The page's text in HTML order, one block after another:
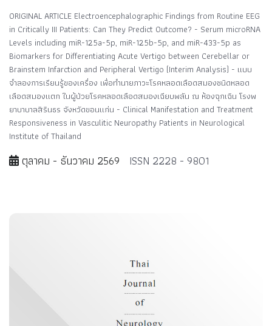
ORIGINAL ARTICLE Electroencephalographic Findings from Routine EEG
in Critically III Patients: Can They Predict Outcome? - Serum microRNA
Levels including miR-125a-5p, miR-125b-5p, and miR-433-5p as
Biomarkers for Differentiating Acute Vertigo between Cerebellar or
Brainstem Infarction and Peripheral Vertigo (Interim Analysis) - แบบ
จำลองการเรียนรู้ของเครื่อง เพื่อทำนายภาวะโรคหลอดเลือดสมองชนิดหลอด
เลือดสมองแตก ในผู้ป่วยโรคหลอดเลือดสมองเฉียบพลัน ณ ห้องฉุกเฉิน โรงพ
ยาบาบาลสิรินธร จังหวัดขอนแก่น - Clinical Manifestation and Treatment
Responsiveness in Vasculitic Neuropathy Patients in Neurological
Institute of Thailand
ตุลาคม - ธันวาคม 2569 ISSN 2228 - 9801